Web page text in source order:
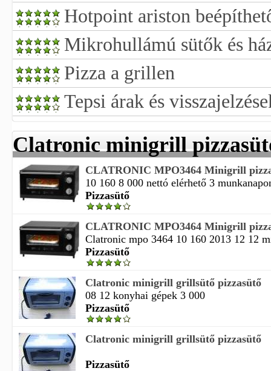
Hotpoint ariston
Mikrohullámú sütők és
Pizza a grillen
Tepsi árak és
Clatronic minigrill
CLATRONIC MPO3464 Minigrill
10 160 8 000 nettó elérhető 3
Pizzasütő
CLATRONIC MPO3464 Minigrill
Clatronic mpo 3464 10 160 2013 12 12
Pizzasütő
Clatronic minigrill grillsütő pizzasütő
08 12 konyhai gépek 3 000
Pizzasütő
Clatronic minigrill grillsütő pizzasütő
Pizzasütő